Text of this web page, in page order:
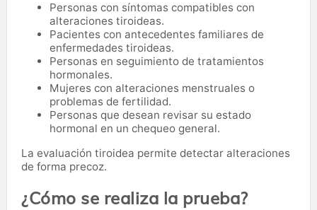
Personas con síntomas compatibles con
alteraciones tiroideas.
Pacientes con antecedentes familiares de
enfermedades tiroideas.
Personas en seguimiento de tratamientos
hormonales.
Mujeres con alteraciones menstruales o
problemas de fertilidad.
Personas que desean revisar su estado
hormonal en un chequeo general.
La evaluación tiroidea permite detectar alteraciones
de forma precoz.
¿Cómo se realiza la prueba?